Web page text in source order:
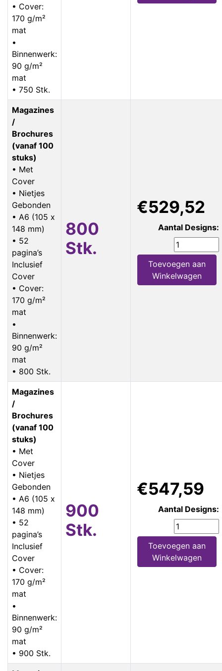
• Cover:
170 g/m²
mat
•
Binnenwerk:
90 g/m²
mat
• 750 Stk.
Magazines
/
Brochures
(vanaf 100
stuks)
• Met
Cover
• Nietjes
Gebonden
• A6 (105 x
148 mm)
• 52
pagina’s
Inclusief
Cover
• Cover:
170 g/m²
mat
•
Binnenwerk:
90 g/m²
mat
• 800 Stk.
800
Stk.
€529,52
Aantal Designs:
Toevoegen aan
Winkelwagen
Magazines
/
Brochures
(vanaf 100
stuks)
• Met
Cover
• Nietjes
Gebonden
• A6 (105 x
148 mm)
• 52
pagina’s
Inclusief
Cover
• Cover:
170 g/m²
mat
•
Binnenwerk:
90 g/m²
mat
• 900 Stk.
900
Stk.
€547,59
Aantal Designs:
Toevoegen aan
Winkelwagen